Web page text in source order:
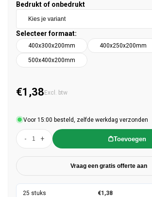
Bedrukt of onbedrukt
Selecteer formaat:
400x300x200mm 400x250x200mm
500x400x200mm
Normale prijs
€1,38 Excl. btw
Voor 15:00 besteld, zelfde werkdag verzonden
- + Toevoegen
Vraag een gratis offerte aan
€1,38